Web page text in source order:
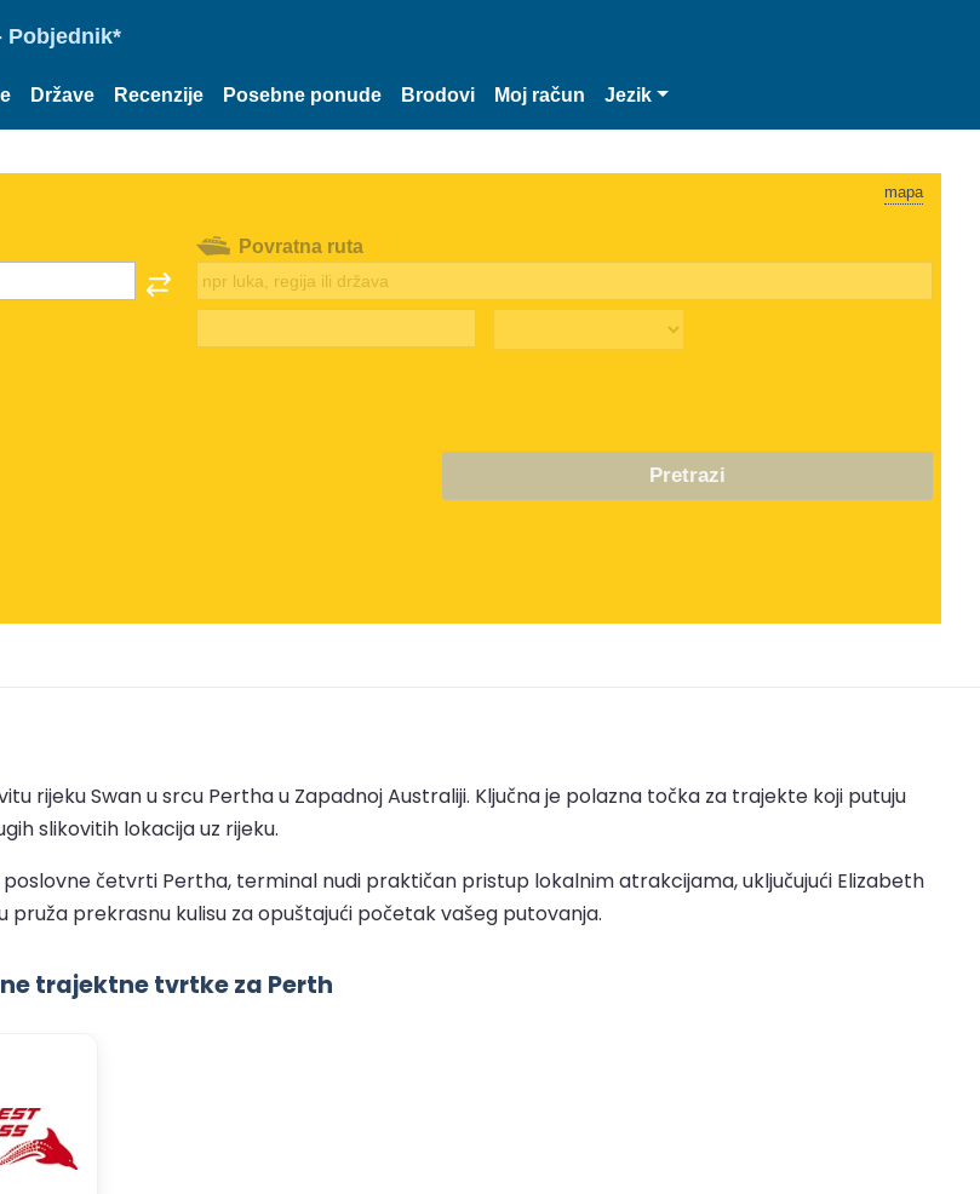
Pobjednik*
Države Recenzije Posebne ponude Brodovi Moj račun Jezik
mapa
Povratna ruta
Pretrazi
rijeku Swan u srcu Pertha u Zapadnoj Australiji. Ključna je polazna točka za trajekte koji putuju
slikovitih lokacija uz rijeku.
četvrti Pertha, terminal nudi praktičan pristup lokalnim atrakcijama, uključujući Elizabeth
pruža prekrasnu kulisu za opuštajući početak vašeg putovanja.
trajektne tvrtke za Perth